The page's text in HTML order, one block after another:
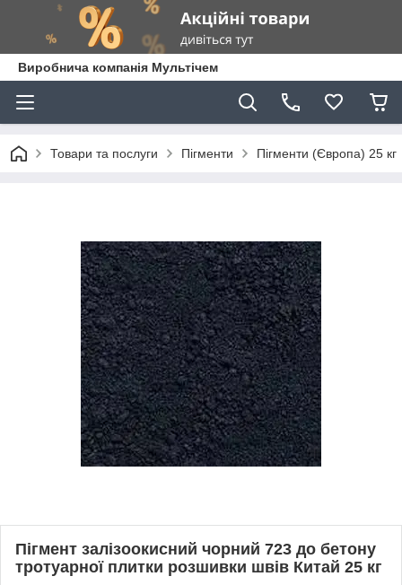
Виробнича компанія Мультічем
Товари та послуги Пігменти Пігменти (Європа) 25 кг
Пігмент залізоокисний чорний 723 до бетону
тротуарної плитки розшивки швів Китай 25 кг